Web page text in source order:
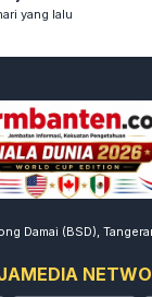
yang lalu
Damai (BSD),